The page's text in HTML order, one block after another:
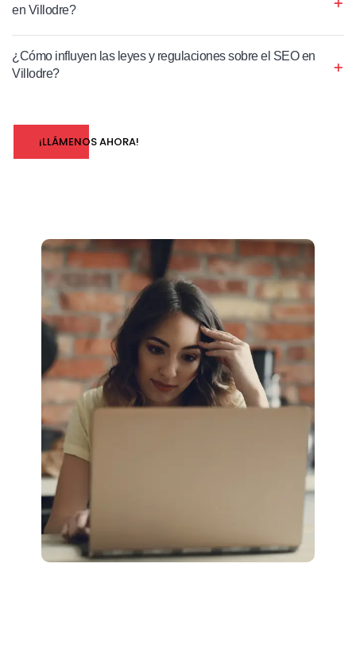
en Villodre?
¿Cómo influyen las leyes y regulaciones sobre el SEO en
Villodre?
¡LLÁMENOS AHORA!